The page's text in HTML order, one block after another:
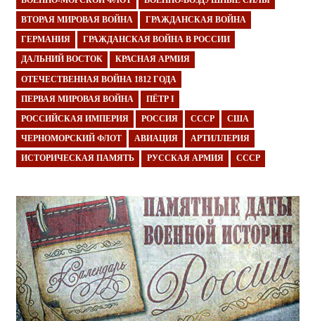
ВТОРАЯ МИРОВАЯ ВОЙНА ГРАЖДАНСКАЯ ВОЙНА
ГЕРМАНИЯ ГРАЖДАНСКАЯ ВОЙНА В РОССИИ
ДАЛЬНИЙ ВОСТОК КРАСНАЯ АРМИЯ
ОТЕЧЕСТВЕННАЯ ВОЙНА 1812 ГОДА
ПЕРВАЯ МИРОВАЯ ВОЙНА ПЁТР I
РОССИЙСКАЯ ИМПЕРИЯ РОССИЯ СССР США
ЧЕРНОМОРСКИЙ ФЛОТ АВИАЦИЯ АРТИЛЛЕРИЯ
ИСТОРИЧЕСКАЯ ПАМЯТЬ РУССКАЯ АРМИЯ СССР